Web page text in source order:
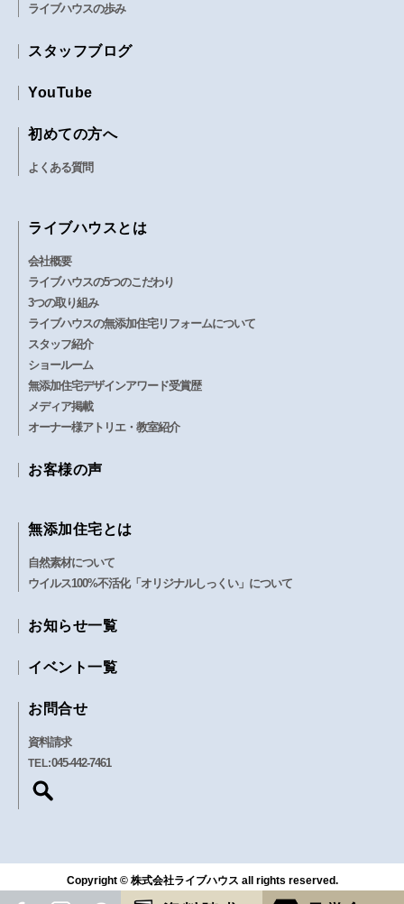
ライブハウスの歩み
スタッフブログ
YouTube
初めての方へ
よくある質問
ライブハウスとは
会社概要
ライブハウスの5つのこだわり
3つの取り組み
ライブハウスの無添加住宅リフォームについて
スタッフ紹介
ショールーム
無添加住宅デザインアワード受賞歴
メディア掲載
オーナー様アトリエ・教室紹介
お客様の声
無添加住宅とは
自然素材について
ウイルス100%不活化「オリジナルしっくい」について
お知らせ一覧
イベント一覧
お問合せ
資料請求
TEL:045-442-7461
Copyright © 株式会社ライブハウス all rights reserved.